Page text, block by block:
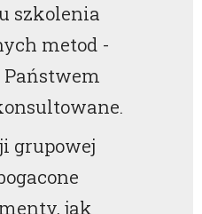
szkolenia
metod -
Państwem
grupowej
jak